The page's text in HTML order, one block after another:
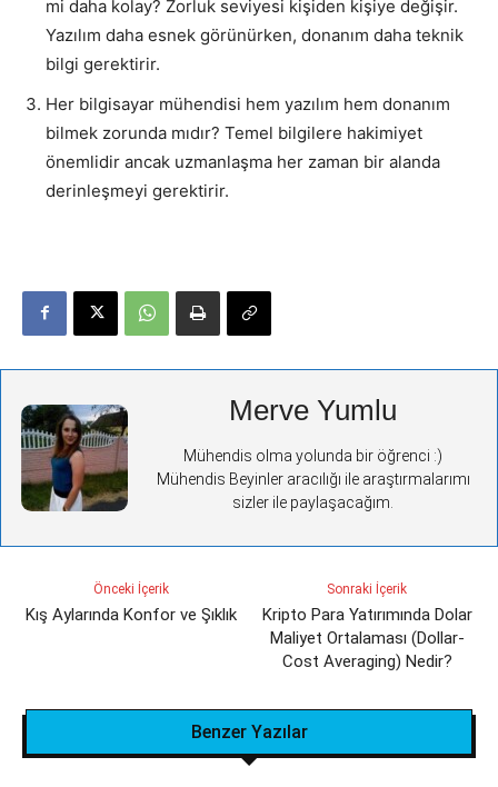
mi daha kolay? Zorluk seviyesi kişiden kişiye değişir.
Yazılım daha esnek görünürken, donanım daha teknik
bilgi gerektirir.
Her bilgisayar mühendisi hem yazılım hem donanım
bilmek zorunda mıdır? Temel bilgilere hakimiyet
önemlidir ancak uzmanlaşma her zaman bir alanda
derinleşmeyi gerektirir.
Merve Yumlu
Mühendis olma yolunda bir öğrenci :)
Mühendis Beyinler aracılığı ile araştırmalarımı
sizler ile paylaşacağım.
Önceki İçerik
Kış Aylarında Konfor ve Şıklık
Sonraki İçerik
Kripto Para Yatırımında Dolar
Maliyet Ortalaması (Dollar-
Cost Averaging) Nedir?
Benzer Yazılar